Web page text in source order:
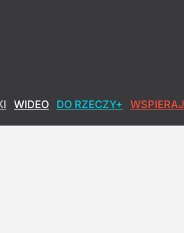
WIDEO DO RZECZY+ WSPIERAJ